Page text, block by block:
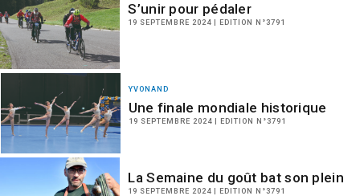
S’unir pour pédaler
19 SEPTEMBRE 2024 | EDITION N°3791
YVONAND
Une finale mondiale historique
19 SEPTEMBRE 2024 | EDITION N°3791
La Semaine du goût bat son plein
19 SEPTEMBRE 2024 | EDITION N°3791